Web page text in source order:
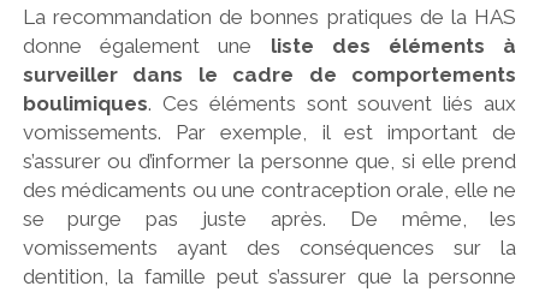
La recommandation de bonnes pratiques de la HAS
donne également une liste des éléments à
surveiller dans le cadre de comportements
boulimiques. Ces éléments sont souvent liés aux
vomissements. Par exemple, il est important de
s’assurer ou d’informer la personne que, si elle prend
des médicaments ou une contraception orale, elle ne
se purge pas juste après. De même, les
vomissements ayant des conséquences sur la
dentition, la famille peut s’assurer que la personne